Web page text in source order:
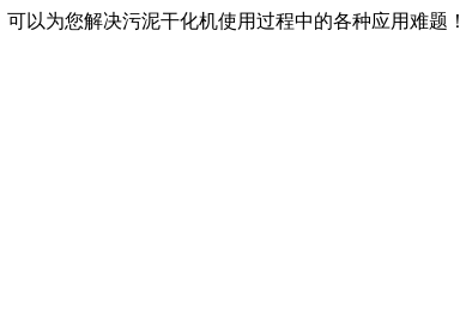
以为您解决污泥干化机使用过程中的各种应用难题！